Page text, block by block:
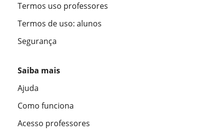
Termos uso professores
Termos de uso: alunos
Segurança
Saiba mais
Ajuda
Como funciona
Acesso professores